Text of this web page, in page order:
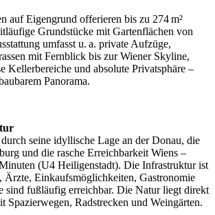
auf Eigengrund offerieren bis zu 274 m²
Grundstücke mit Gartenflächen von
umfasst u. a. private Aufzüge,
mit Fernblick bis zur Wiener Skyline,
Kellerbereiche und absolute Privatsphäre –
Panorama.
seine idyllische Lage an der Donau, die
und die rasche Erreichbarkeit Wiens –
(U4 Heiligenstadt). Die Infrastruktur ist
Ärzte, Einkaufsmöglichkeiten, Gastronomie
sind fußläufig erreichbar. Die Natur liegt direkt
Spazierwegen, Radstrecken und Weingärten.